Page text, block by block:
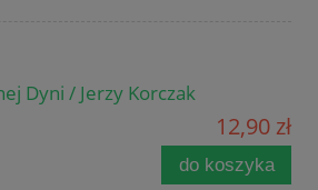
Dyni / Jerzy Korczak
12,90 zł
do koszyka